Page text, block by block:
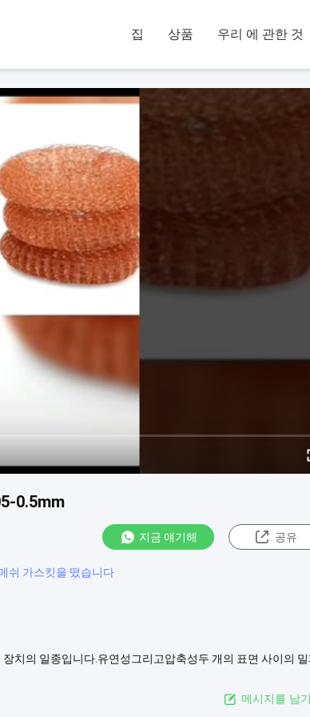
집 상품 우리 에 관한 것
0.5mm
지금 얘기해 공유
쉬 가스킷을 떴습니다
치의 일종입니다.유연성그리고압축성두 개의 표면 사이의 밀
재료로 만들어집니다.높...
메시지를 남